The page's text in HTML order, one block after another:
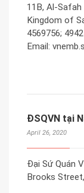
11B, Al-
Kingdom of
4569756;
Email:
ĐSQVN tại
April 26, 2020
Đại Sứ Quán
Brooks